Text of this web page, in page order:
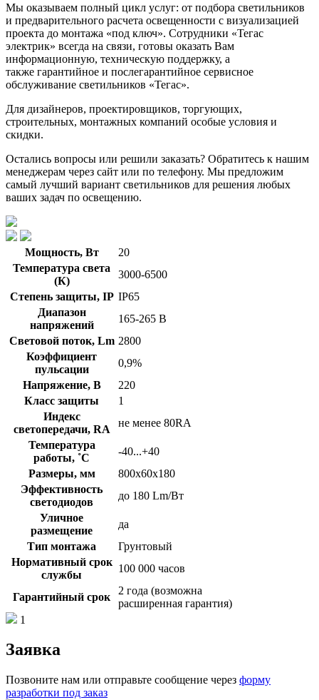
Мы оказываем полный цикл услуг: от подбора светильников
и предварительного расчета освещенности с визуализацией
проекта до монтажа «под ключ». Сотрудники «Тегас
электрик» всегда на связи, готовы оказать Вам
информационную, техническую поддержку, а
также гарантийное и послегарантийное сервисное
обслуживание светильников «Тегас».
Для дизайнеров, проектировщиков, торгующих,
строительных, монтажных компаний особые условия и
скидки.
Остались вопросы или решили заказать? Обратитесь к нашим
менеджерам через сайт или по телефону. Мы предложим
самый лучший вариант светильников для решения любых
ваших задач по освещению.
Мощность, Вт
20
Температура света
(К)
3000-6500
Степень защиты, IP IP65
Диапазон
напряжений
165-265 В
Световой поток, Lm 2800
Коэффициент
пульсации
0,9%
Напряжение, В
220
Класс защиты
1
Индекс
светопередачи, RA
не менее 80RA
Температура
работы, ˚С
-40...+40
Размеры, мм
800х60х180
Эффективность
светодиодов
до 180 Lm/Вт
Уличное
размещение
да
Тип монтажа
Грунтовый
Нормативный срок
службы
100 000 часов
Гарантийный срок
2 года (возможна
расширенная гарантия)
1
Заявка
Позвоните нам или отправьте сообщение через форму
разработки под заказ